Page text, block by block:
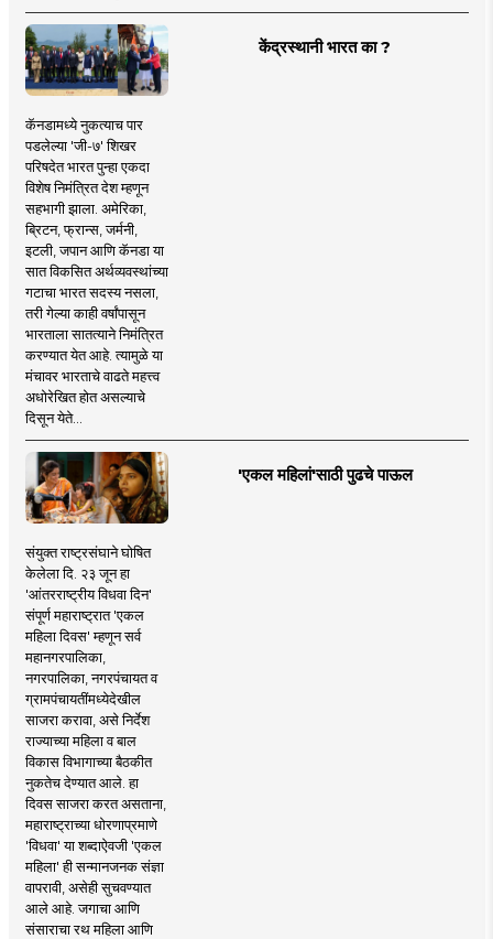
केंद्रस्थानी भारत का ?
कॅनडामध्ये नुकत्याच पार
पडलेल्या 'जी-७' शिखर
परिषदेत भारत पुन्हा एकदा
विशेष निमंत्रित देश म्हणून
सहभागी झाला. अमेरिका,
ब्रिटन, फ्रान्स, जर्मनी,
इटली, जपान आणि कॅनडा या
सात विकसित अर्थव्यवस्थांच्या
गटाचा भारत सदस्य नसला,
तरी गेल्या काही वर्षांपासून
भारताला सातत्याने निमंत्रित
करण्यात येत आहे. त्यामुळे या
मंचावर भारताचे वाढते महत्त्व
अधोरेखित होत असल्याचे
दिसून येते...
'एकल महिलां'साठी पुढचे पाऊल
संयुक्त राष्ट्रसंघाने घोषित
केलेला दि. २३ जून हा
'आंतरराष्ट्रीय विधवा दिन'
संपूर्ण महाराष्ट्रात 'एकल
महिला दिवस' म्हणून सर्व
महानगरपालिका,
नगरपालिका, नगरपंचायत व
ग्रामपंचायतींमध्येदेखील
साजरा करावा, असे निर्देश
राज्याच्या महिला व बाल
विकास विभागाच्या बैठकीत
नुकतेच देण्यात आले. हा
दिवस साजरा करत असताना,
महाराष्ट्राच्या धोरणाप्रमाणे
'विधवा' या शब्दाऐवजी 'एकल
महिला' ही सन्मानजनक संज्ञा
वापरावी, असेही सुचवण्यात
आले आहे. जगाचा आणि
संसाराचा रथ महिला आणि